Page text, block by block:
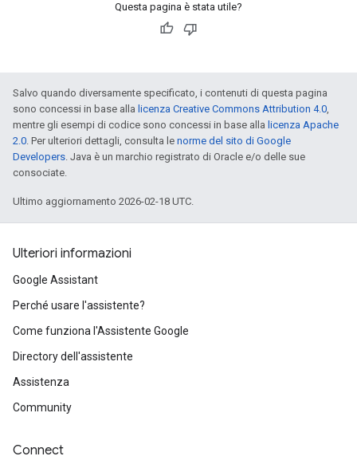
Questa pagina è stata utile?
Salvo quando diversamente specificato, i contenuti di questa pagina
sono concessi in base alla licenza Creative Commons Attribution 4.0,
mentre gli esempi di codice sono concessi in base alla licenza Apache
2.0. Per ulteriori dettagli, consulta le norme del sito di Google
Developers. Java è un marchio registrato di Oracle e/o delle sue
consociate.
Ultimo aggiornamento 2026-02-18 UTC.
Ulteriori informazioni
Google Assistant
Perché usare l'assistente?
Come funziona l'Assistente Google
Directory dell'assistente
Assistenza
Community
Connect